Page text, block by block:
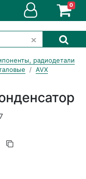
0
радиодетали
AVX